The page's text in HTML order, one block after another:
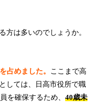
方は多いのでしょうか。
占めました。
ここまで高
しては、日高市役所で職
を確保するため、40歳未